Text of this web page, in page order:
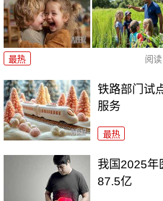
最热 阅读
铁路部门试
服务
最热
我国2025年
87.5亿